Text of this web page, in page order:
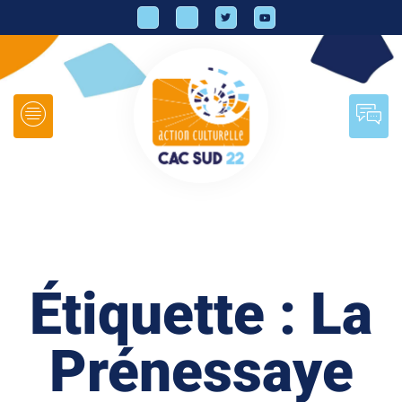
Étiquette : La
Prénessaye